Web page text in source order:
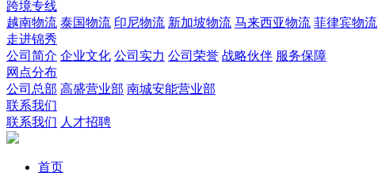
跨境专线
越南物流 泰国物流 印尼物流 新加坡物流 马来西亚物流 菲律宾物流
走进锦秀
公司简介 企业文化 公司实力 公司荣誉 战略伙伴 服务保障
网点分布
公司总部 高盛营业部 南城安能营业部
联系我们
联系我们 人才招聘
首页